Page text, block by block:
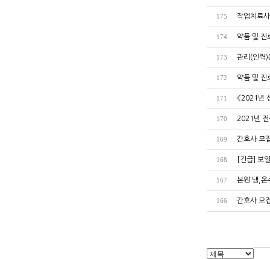
175 작업치료
174 약품 및 진
173 관리(인력)
172 약품 및 진
171 <2021년
170 2021년 전
169 간호사 모
168 [긴급] 보
167 본원 냉,온
166 간호사 모